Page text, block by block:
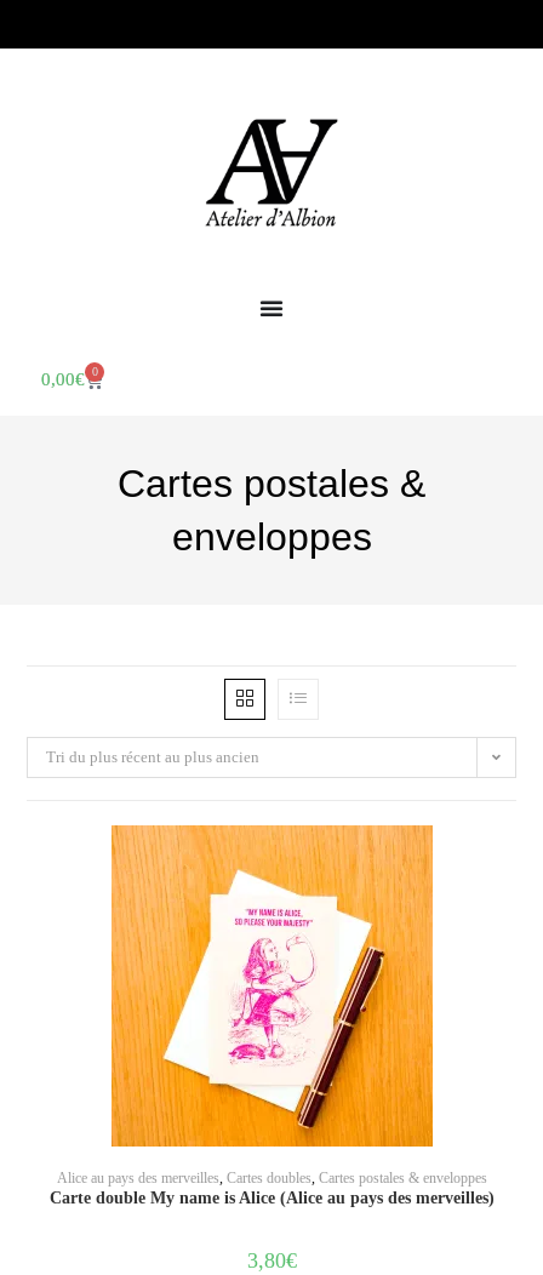
0,00€ 0
Cartes postales &
enveloppes
Tri du plus récent au plus ancien
AJOUTER AU PANIER
Alice au pays des merveilles, Cartes doubles, Cartes postales & enveloppes
Carte double My name is Alice (Alice au pays des merveilles)
3,80€